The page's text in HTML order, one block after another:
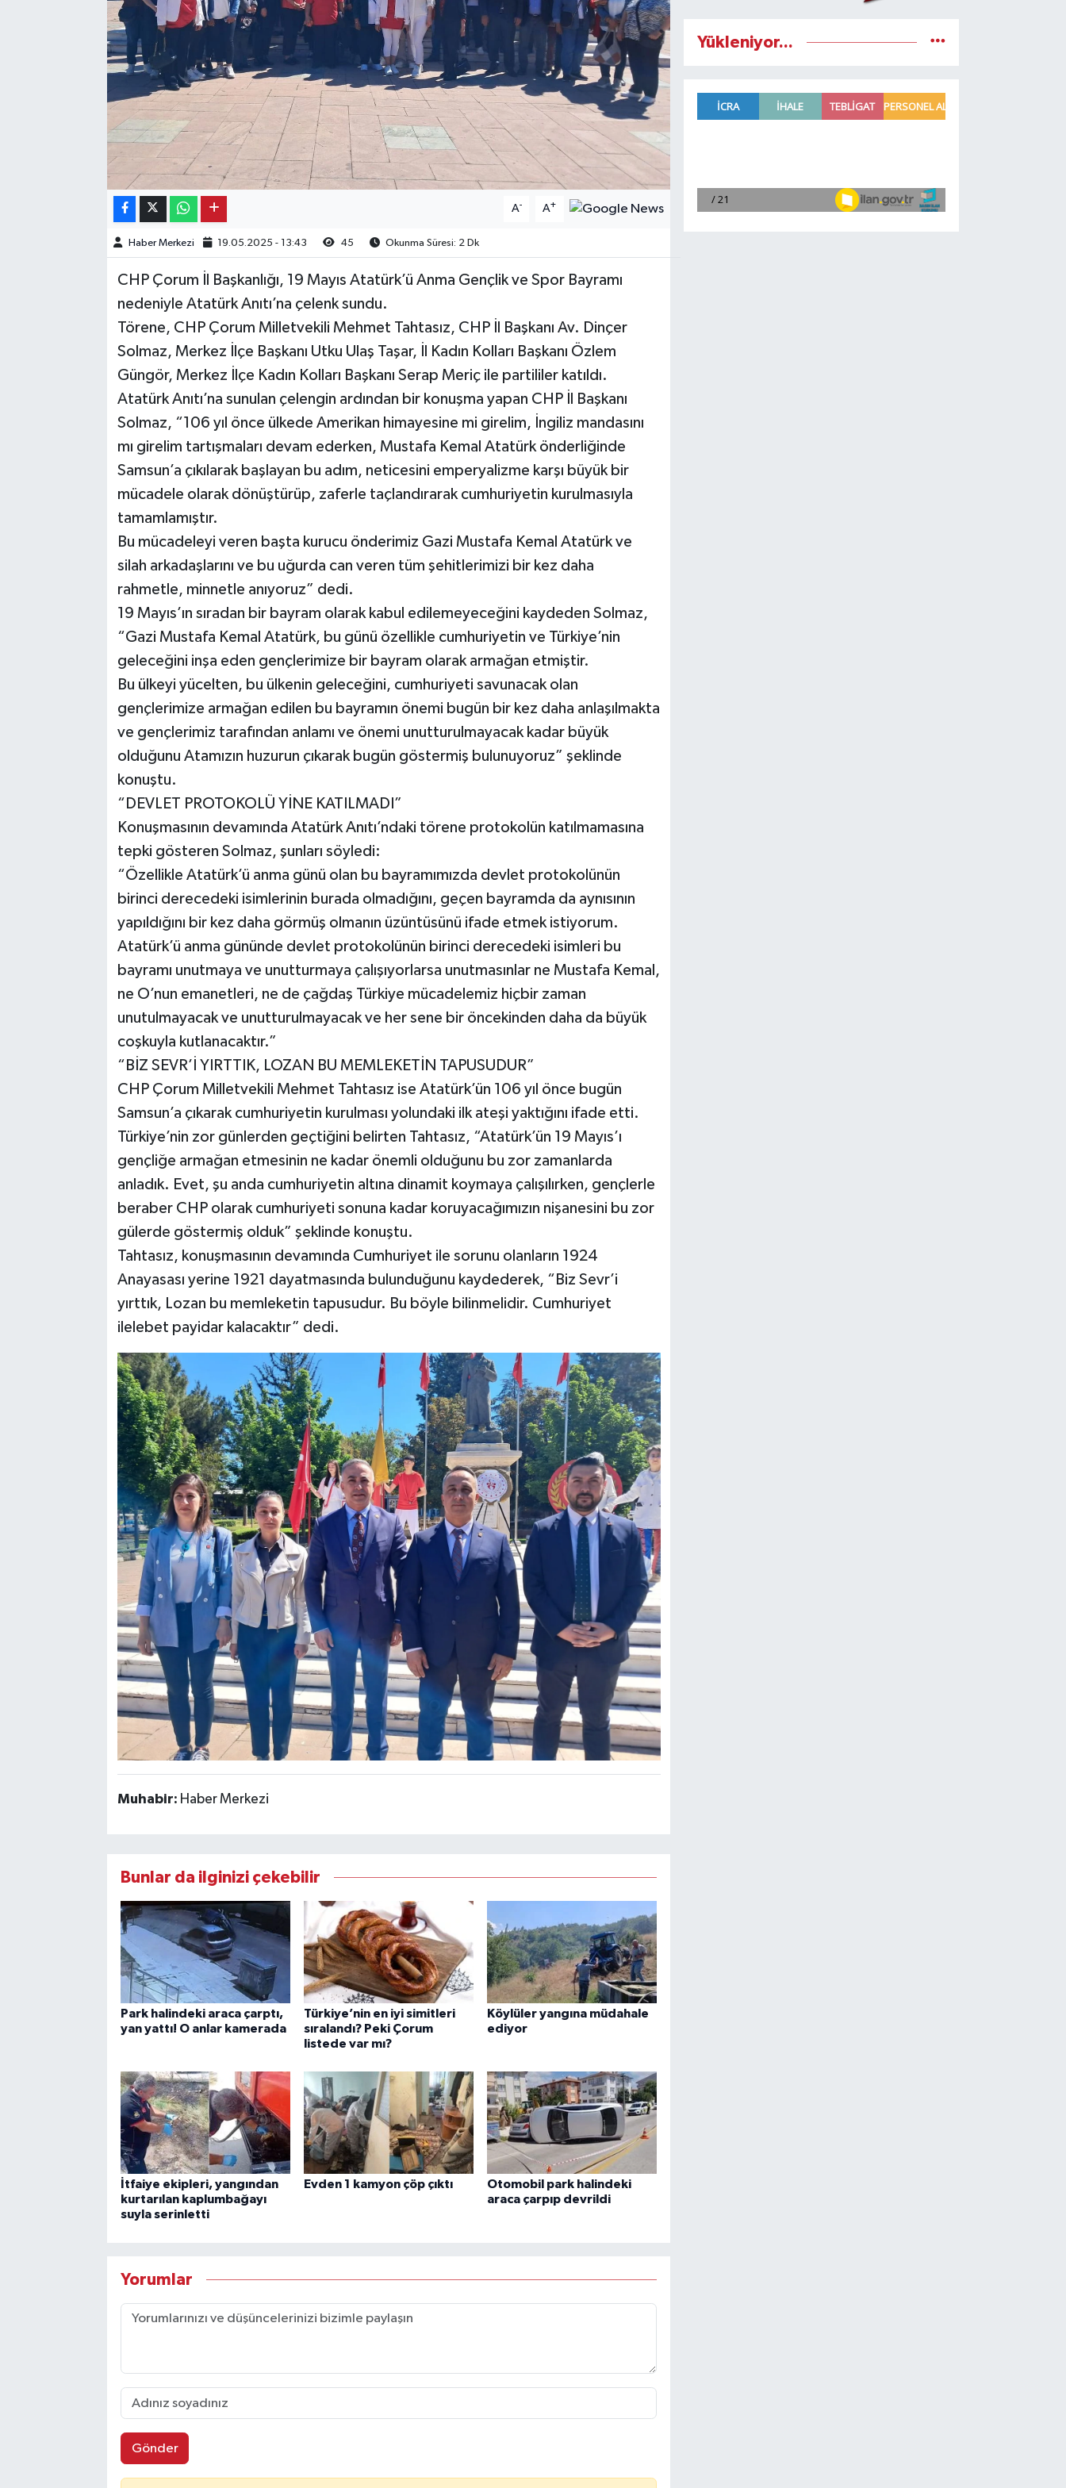
A- A+
Haber Merkezi 19.05.2025 - 13:43 45 Okunma Süresi: 2 Dk
CHP Çorum İl Başkanlığı, 19 Mayıs Atatürk’ü Anma Gençlik ve Spor Bayramı
nedeniyle Atatürk Anıtı’na çelenk sundu.
Törene, CHP Çorum Milletvekili Mehmet Tahtasız, CHP İl Başkanı Av. Dinçer
Solmaz, Merkez İlçe Başkanı Utku Ulaş Taşar, İl Kadın Kolları Başkanı Özlem
Güngör, Merkez İlçe Kadın Kolları Başkanı Serap Meriç ile partililer katıldı.
Atatürk Anıtı’na sunulan çelengin ardından bir konuşma yapan CHP İl Başkanı
Solmaz, “106 yıl önce ülkede Amerikan himayesine mi girelim, İngiliz mandasını
mı girelim tartışmaları devam ederken, Mustafa Kemal Atatürk önderliğinde
Samsun’a çıkılarak başlayan bu adım, neticesini emperyalizme karşı büyük bir
mücadele olarak dönüştürüp, zaferle taçlandırarak cumhuriyetin kurulmasıyla
tamamlamıştır.
Bu mücadeleyi veren başta kurucu önderimiz Gazi Mustafa Kemal Atatürk ve
silah arkadaşlarını ve bu uğurda can veren tüm şehitlerimizi bir kez daha
rahmetle, minnetle anıyoruz” dedi.
19 Mayıs’ın sıradan bir bayram olarak kabul edilemeyeceğini kaydeden Solmaz,
“Gazi Mustafa Kemal Atatürk, bu günü özellikle cumhuriyetin ve Türkiye’nin
geleceğini inşa eden gençlerimize bir bayram olarak armağan etmiştir.
Bu ülkeyi yücelten, bu ülkenin geleceğini, cumhuriyeti savunacak olan
gençlerimize armağan edilen bu bayramın önemi bugün bir kez daha anlaşılmakta
ve gençlerimiz tarafından anlamı ve önemi unutturulmayacak kadar büyük
olduğunu Atamızın huzurun çıkarak bugün göstermiş bulunuyoruz” şeklinde
konuştu.
“DEVLET PROTOKOLÜ YİNE KATILMADI”
Konuşmasının devamında Atatürk Anıtı’ndaki törene protokolün katılmamasına
tepki gösteren Solmaz, şunları söyledi:
“Özellikle Atatürk’ü anma günü olan bu bayramımızda devlet protokolünün
birinci derecedeki isimlerinin burada olmadığını, geçen bayramda da aynısının
yapıldığını bir kez daha görmüş olmanın üzüntüsünü ifade etmek istiyorum.
Atatürk’ü anma gününde devlet protokolünün birinci derecedeki isimleri bu
bayramı unutmaya ve unutturmaya çalışıyorlarsa unutmasınlar ne Mustafa Kemal,
ne O’nun emanetleri, ne de çağdaş Türkiye mücadelemiz hiçbir zaman
unutulmayacak ve unutturulmayacak ve her sene bir öncekinden daha da büyük
coşkuyla kutlanacaktır.”
“BİZ SEVR’İ YIRTTIK, LOZAN BU MEMLEKETİN TAPUSUDUR”
CHP Çorum Milletvekili Mehmet Tahtasız ise Atatürk’ün 106 yıl önce bugün
Samsun’a çıkarak cumhuriyetin kurulması yolundaki ilk ateşi yaktığını ifade etti.
Türkiye’nin zor günlerden geçtiğini belirten Tahtasız, “Atatürk’ün 19 Mayıs’ı
gençliğe armağan etmesinin ne kadar önemli olduğunu bu zor zamanlarda
anladık. Evet, şu anda cumhuriyetin altına dinamit koymaya çalışılırken, gençlerle
beraber CHP olarak cumhuriyeti sonuna kadar koruyacağımızın nişanesini bu zor
gülerde göstermiş olduk” şeklinde konuştu.
Tahtasız, konuşmasının devamında Cumhuriyet ile sorunu olanların 1924
Anayasası yerine 1921 dayatmasında bulunduğunu kaydederek, “Biz Sevr’i
yırttık, Lozan bu memleketin tapusudur. Bu böyle bilinmelidir. Cumhuriyet
ilelebet payidar kalacaktır” dedi.
Muhabir: Haber Merkezi
Bunlar da ilginizi çekebilir
Park halindeki araca çarptı,
yan yattı! O anlar kamerada
Türkiye’nin en iyi simitleri
sıralandı? Peki Çorum
listede var mı?
Köylüler yangına müdahale
ediyor
İtfaiye ekipleri, yangından
kurtarılan kaplumbağayı
suyla serinletti
Evden 1 kamyon çöp çıktı
Otomobil park halindeki
araca çarpıp devrildi
Yorumlar
Gönder
Yükleniyor...